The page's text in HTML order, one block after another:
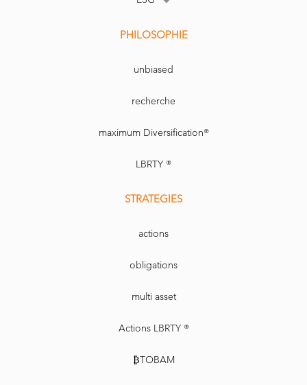
PHILOSOPHIE
unbiased
recherche
maximum Diversification®
LBRTY ®
STRATEGIES
actions
obligations
multi asset
Actions LBRTY ®
₿TOBAM